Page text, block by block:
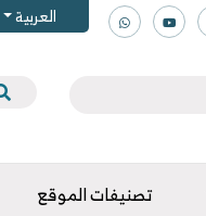
العربية
تصنيفات الموقع